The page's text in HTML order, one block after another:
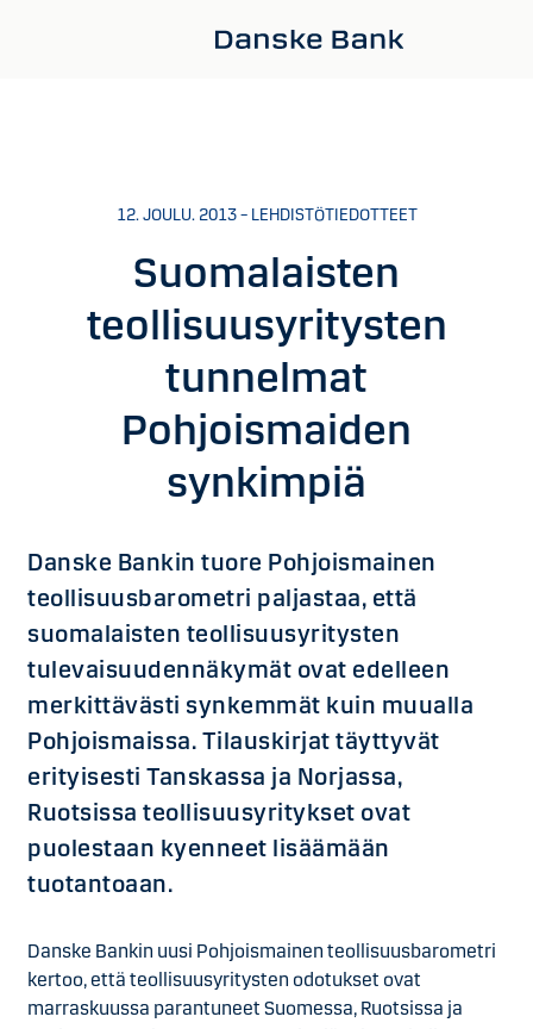
12. JOULU. 2013 – LEHDISTÖTIEDOTTEET
Suomalaisten
teollisuusyritysten
tunnelmat
Pohjoismaiden
synkimpiä
Danske Bankin tuore Pohjoismainen
teollisuusbarometri paljastaa, että
suomalaisten teollisuusyritysten
tulevaisuudennäkymät ovat edelleen
merkittävästi synkemmät kuin muualla
Pohjoismaissa. Tilauskirjat täyttyvät
erityisesti Tanskassa ja Norjassa,
Ruotsissa teollisuusyritykset ovat
puolestaan kyenneet lisäämään
tuotantoaan.
Danske Bankin uusi Pohjoismainen teollisuusbarometri
kertoo, että teollisuusyritysten odotukset ovat
marraskuussa parantuneet Suomessa, Ruotsissa ja